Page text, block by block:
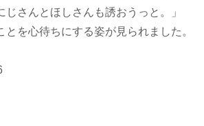
じさんとほしさんも誘おうっと。」
とを心待ちにする姿が見られました。